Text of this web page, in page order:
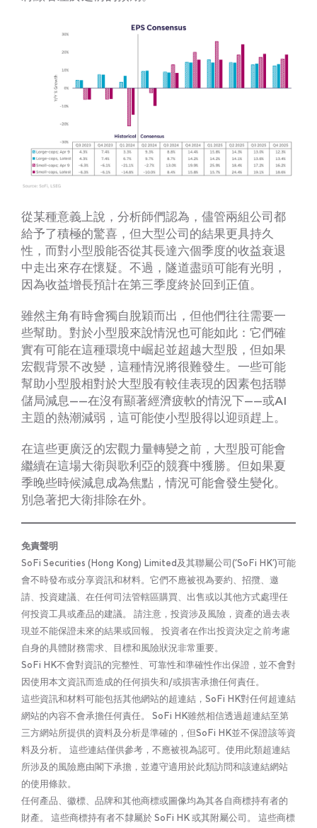
從某種意義上說，分析師們認為，儘管兩組公司都
給予了積極的驚喜，但大型公司的結果更具持久
性，而對小型股能否從其長達六個季度的收益衰退
中走出來存在懷疑。不過，隧道盡頭可能有光明，
因為收益增長預計在第三季度終於回到正值。
雖然主角有時會獨自脫穎而出，但他們往往需要一
些幫助。對於小型股來說情況也可能如此：它們確
實有可能在這種環境中崛起並超越大型股，但如果
宏觀背景不改變，這種情況將很難發生。一些可能
幫助小型股相對於大型股有較佳表現的因素包括聯
儲局減息——在沒有顯著經濟疲軟的情況下——或AI
主題的熱潮減弱，這可能使小型股得以迎頭趕上。
在這些更廣泛的宏觀力量轉變之前，大型股可能會
繼續在這場大衛與歌利亞的競賽中獲勝。但如果夏
季晚些時候減息成為焦點，情況可能會發生變化。
別急著把大衛排除在外。
免責聲明
SoFi Securities (Hong Kong) Limited及其聯屬公司(‘SoFi HK’)可能
會不時發布或分享資訊和材料。它們不應被視為要約、招攬、邀
請、投資建議、在任何司法管轄區購買、出售或以其他方式處理任
何投資工具或產品的建議。 請注意，投資涉及風險，資產的過去表
現並不能保證未來的結果或回報。 投資者在作出投資決定之前考慮
自身的具體財務需求、目標和風險狀況非常重要。
SoFi HK不會對資訊的完整性、可靠性和準確性作出保證，並不會對
因使用本文資訊而造成的任何損失和/或損害承擔任何責任。
這些資訊和材料可能包括其他網站的超連結，SoFi HK對任何超連結
網站的內容不會承擔任何責任。 SoFi HK雖然相信透過超連結至第
三方網站所提供的資料及分析是準確的，但SoFi HK並不保證該等資
料及分析。 這些連結僅供參考，不應被視為認可。使用此類超連結
所涉及的風險應由閣下承擔，並遵守適用於此類訪問和該連結網站
的使用條款。
任何產品、徽標、品牌和其他商標或圖像均為其各自商標持有者的
財產。 這些商標持有者不隸屬於 SoFi HK 或其附屬公司。 這些商標